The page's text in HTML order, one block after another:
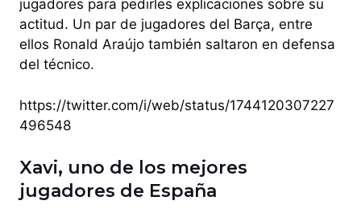
jugadores para pedirles explicaciones sobre su
actitud. Un par de jugadores del Barça, entre
ellos Ronald Araújo también saltaron en defensa
del técnico.
https://twitter.com/i/web/status/1744120307227
496548
Xavi, uno de los mejores
jugadores de España